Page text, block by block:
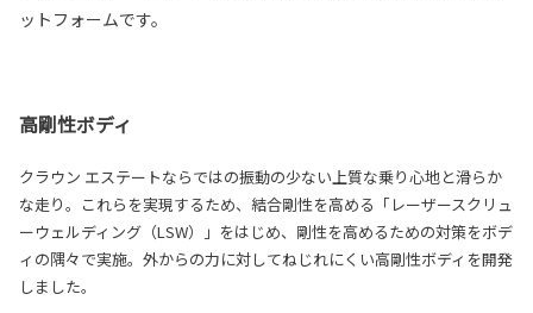
ットフォームです。
高剛性ボディ
クラウン エステートならではの振動の少ない上質な乗り心地と滑らか
な走り。これらを実現するため、結合剛性を高める「レーザースクリュ
ーウェルディング（LSW）」をはじめ、剛性を高めるための対策をボデ
ィの隅々で実施。外からの力に対してねじれにくい高剛性ボディを開発
しました。